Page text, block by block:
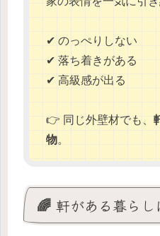
✔ のっぺりしない
✔ 落ち着きがある
✔ 高級感が出る
👉 同じ外壁材でも、
物。
🌈 軒がある暮らし